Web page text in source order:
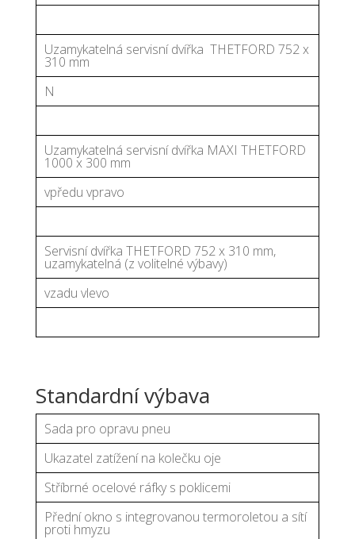
Uzamykatelná servisní dvířka THETFORD 752 x
310 mm
N
Uzamykatelná servisní dvířka MAXI THETFORD
1000 x 300 mm
vpředu vpravo
Servisní dvířka THETFORD 752 x 310 mm,
uzamykatelná (z volitelné výbavy)
vzadu vlevo
Standardní výbava
Sada pro opravu pneu
Ukazatel zatížení na kolečku oje
Stříbrné ocelové ráfky s poklicemi
Přední okno s integrovanou termoroletou a sítí
proti hmyzu